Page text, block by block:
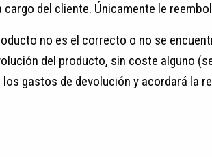
cargo del cliente. Únicamente le
no es el correcto o no se
del producto, sin coste alguno
los gastos de devolución y acordará la